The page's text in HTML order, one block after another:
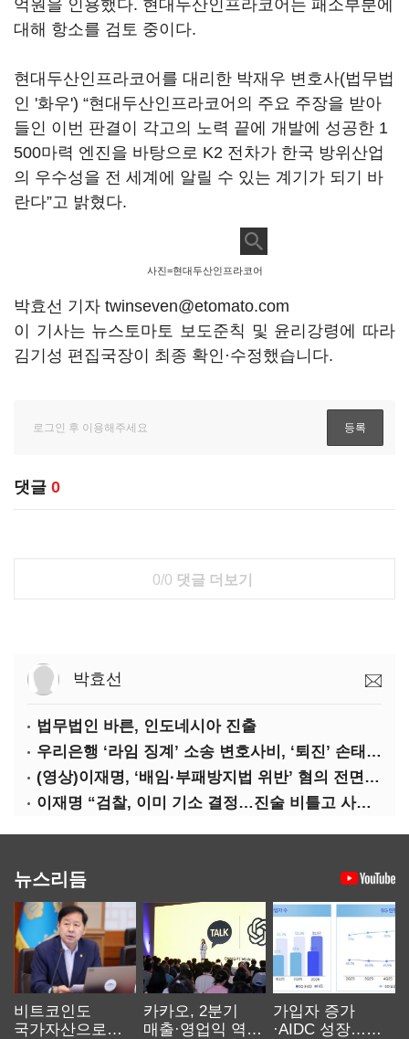
억원을 인용했다. 현대두산인프라코어는 패소부분에
대해 항소를 검토 중이다.
현대두산인프라코어를 대리한 박재우 변호사(법무법
인 '화우') “현대두산인프라코어의 주요 주장을 받아
들인 이번 판결이 각고의 노력 끝에 개발에 성공한 1
500마력 엔진을 바탕으로 K2 전차가 한국 방위산업
의 우수성을 전 세계에 알릴 수 있는 계기가 되기 바
란다”고 밝혔다.
사진=현대두산인프라코어
박효선 기자 twinseven@etomato.com
이 기사는 뉴스토마토 보도준칙 및 윤리강령에 따라
김기성 편집국장이 최종 확인·수정했습니다.
댓글 0
0/0 댓글 더보기
박효선
법무법인 바른, 인도네시아 진출
우리은행 ‘라임 징계’ 소송 변호사비, ‘퇴진’ 손태승 회장 개인이 납부하나
(영상)이재명, ‘배임·부패방지법 위반’ 혐의 전면 반박(종합)
이재명 “검찰, 이미 기소 결정…진술 비틀고 사건 조작에 악용”
뉴스리듬
비트코인도
국가자산으로…'
카카오, 2분기
매출·영업익 역대
가입자 증가
·AIDC 성장…